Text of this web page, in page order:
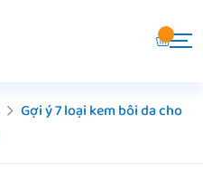
Gợi ý 7 loại kem bôi da cho